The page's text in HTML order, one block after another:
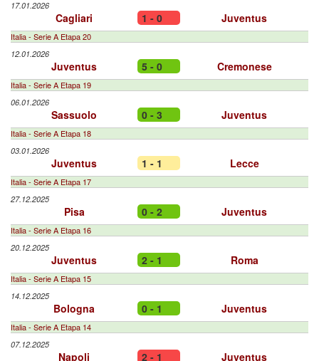
17.01.2026
Cagliari 1 - 0 Juventus
Italia - Serie A Etapa 20
12.01.2026
Juventus 5 - 0 Cremonese
Italia - Serie A Etapa 19
06.01.2026
Sassuolo 0 - 3 Juventus
Italia - Serie A Etapa 18
03.01.2026
Juventus 1 - 1 Lecce
Italia - Serie A Etapa 17
27.12.2025
Pisa 0 - 2 Juventus
Italia - Serie A Etapa 16
20.12.2025
Juventus 2 - 1 Roma
Italia - Serie A Etapa 15
14.12.2025
Bologna 0 - 1 Juventus
Italia - Serie A Etapa 14
07.12.2025
Napoli 2 - 1 Juventus